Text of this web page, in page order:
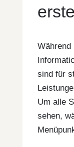
Während
sind für
Um alle
sehen,